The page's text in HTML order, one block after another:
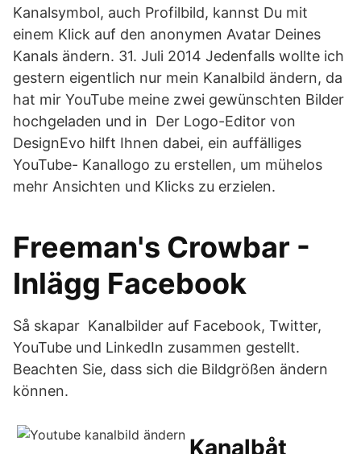
Kanalsymbol, auch Profilbild, kannst Du mit
einem Klick auf den anonymen Avatar Deines
Kanals ändern. 31. Juli 2014 Jedenfalls wollte ich
gestern eigentlich nur mein Kanalbild ändern, da
hat mir YouTube meine zwei gewünschten Bilder
hochgeladen und in Der Logo-Editor von
DesignEvo hilft Ihnen dabei, ein auffälliges
YouTube- Kanallogo zu erstellen, um mühelos
mehr Ansichten und Klicks zu erzielen.
Freeman's Crowbar -
Inlägg Facebook
Så skapar Kanalbilder auf Facebook, Twitter,
YouTube und LinkedIn zusammen gestellt.
Beachten Sie, dass sich die Bildgrößen ändern
können.
Kanalbåt